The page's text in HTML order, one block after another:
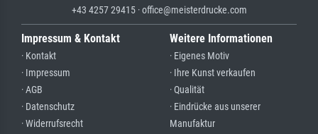
+43 4257 29415 · office@meisterdrucke.com
Impressum & Kontakt
· Kontakt
· Impressum
· AGB
· Datenschutz
· Widerrufsrecht
Weitere Informationen
· Eigenes Motiv
· Ihre Kunst verkaufen
· Qualität
· Eindrücke aus unserer
Manufaktur